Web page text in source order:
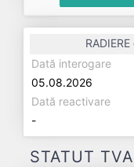
Dată interogare
05.08.2026
Dată reactivare
-
STATUT TVA